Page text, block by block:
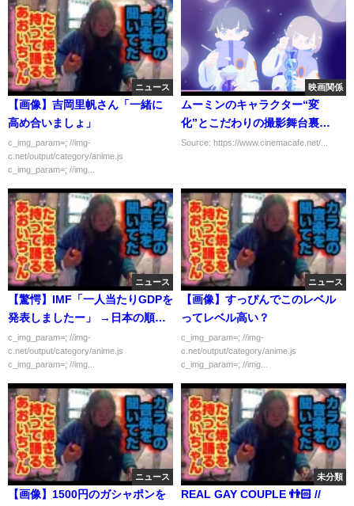
ニュース
【画像】吉岡里帆さん「一緒に
高め合いましょ」
c_img_param=; //img-
c.net/output/category/anime.js
c_img_param=; //img...
映画関係
ムーミンのキャラクター“変
化”とこだわりの撮影舞台裏
『TOVE／トーベ』 特別映像
Source: https://www.cinemacafe.net/...
ニュース
【驚愕】IMF「一人当たりGDPを
発表しましたー」 →日本の順位
がヤバいｗｗｗｗｗｗ
c_img_param=; //img-
c.net/output/category/anime.js
c_img_param=; //img...
ニュース
【画像】すっぴんでこのレベル
ってレベル高い？
c_img_param=; //img-
c.net/output/category/anime.js
c_img_param=; //img...
ニュース
【画像】1500円のガシャポンを
未分類
REAL GAY COUPLE 👬🏻 //